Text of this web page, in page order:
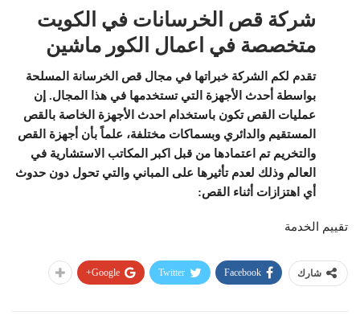
شركة قص الخرسانات في الكويت
متخصصة في اعمال الكور ماشين
تقدم لكم الشركة خبراتها في مجال قص الخرسانة المسلحة
بواسطة أحدث الأجهزة التي تستخدمها في هذا المجال. إن
عمليات القص تكون باستخدام احدث الأجهزة الخاصة بالقص
المستقيم والدائري وبسماكات مختلفة، علماً بأن أجهزة القص
والتخريم تم اعتمادها من قبل اكبر المكاتب الاستشارية في
العالم وذلك لعدم تأثيرها على المباني والتي تحول دون حدوث
أي اهتزازات أثناء القص:
تقييم الخدمة
شارك Facebook
Twitter
Google+